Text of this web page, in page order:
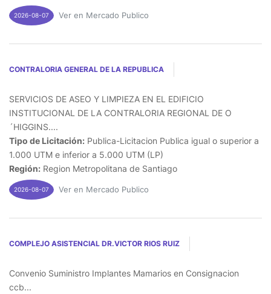
2026-08-07 Ver en Mercado Publico
CONTRALORIA GENERAL DE LA REPUBLICA
SERVICIOS DE ASEO Y LIMPIEZA EN EL EDIFICIO
INSTITUCIONAL DE LA CONTRALORIA REGIONAL DE O
´HIGGINS....
Tipo de Licitación: Publica-Licitacion Publica igual o superior a
1.000 UTM e inferior a 5.000 UTM (LP)
Región: Region Metropolitana de Santiago
2026-08-07 Ver en Mercado Publico
COMPLEJO ASISTENCIAL DR.VICTOR RIOS RUIZ
Convenio Suministro Implantes Mamarios en Consignacion
ccb...